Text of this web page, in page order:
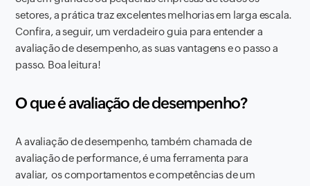
setores, a prática traz excelentes melhorias em larga escala.
Confira, a seguir, um verdadeiro guia para entender a
avaliação de desempenho, as suas vantagens e o passo a
passo. Boa leitura!
O que é avaliação de desempenho?
A avaliação de desempenho, também chamada de
avaliação de performance, é uma ferramenta para
avaliar, os comportamentos e competências de um